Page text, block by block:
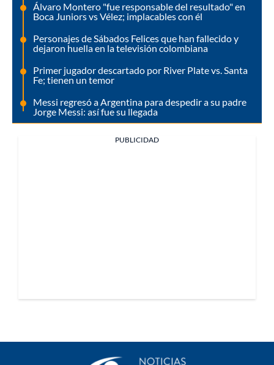
Álvaro Montero "fue responsable del resultado" en
Boca Juniors vs Vélez; implacables con él
Personajes de Sábados Felices que han fallecido y
dejaron huella en la televisión colombiana
Primer jugador descartado por River Plate vs. Santa
Fe; tienen un temor
Messi regresó a Argentina para despedir a su padre
Jorge Messi: así fue su llegada
PUBLICIDAD